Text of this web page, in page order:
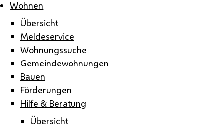
Wohnen
Übersicht
Meldeservice
Wohnungssuche
Gemeindewohnungen
Bauen
Förderungen
Hilfe & Beratung
Übersicht